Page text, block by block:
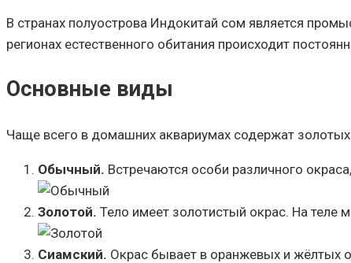
В странах полуострова Индокитай сом является
регионах естественного обитания происходит
Основные виды
Чаще всего в домашних аквариумах содержат
Обычный. Встречаются особи различного
Золотой. Тело имеет золотистый окрас. На теле
Сиамский. Окрас бывает в оранжевых и жёлтых